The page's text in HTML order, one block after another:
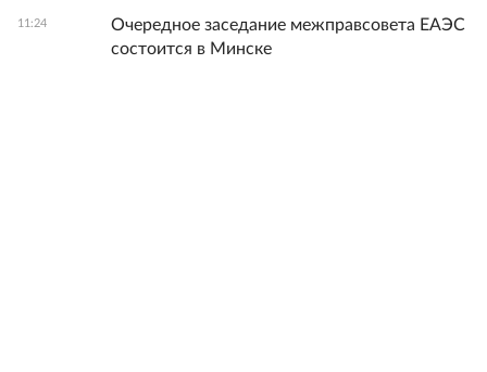
11:24
Очередное заседание межправсовета ЕАЭС
состоится в Минске